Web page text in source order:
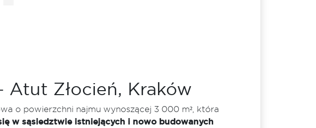
Złocień, Kraków
o powierzchni najmu wynoszącej 3 000 m², która
w sąsiedztwie istniejących i nowo budowanych